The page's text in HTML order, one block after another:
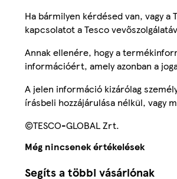
Ha bármilyen kérdésed van, vagy
kapcsolatot a Tesco
Annak ellenére, hogy a
információért, amely azonban a
A jelen információ kizárólag
írásbeli hozzájárulása nélkül, vagy
©TESCO-GLOBAL Zrt.
Még nincsenek értékelések
Segíts a többi vásárlónak